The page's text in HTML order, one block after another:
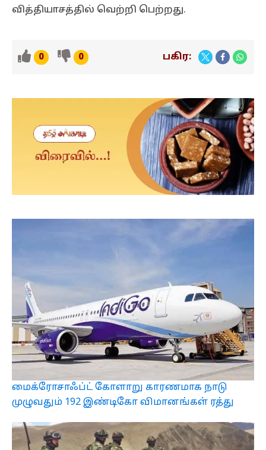
வித்தியாசத்தில் வெற்றி பெற்றது.
0 0 பகிர:
மைக்ரோசாஃப்ட் கோளாறு காரணமாக நாடு
முழுவதும் 192 இண்டிகோ விமானங்கள் ரத்து